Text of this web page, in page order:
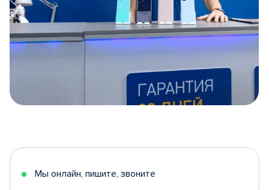
5
Мы онлайн, пишите, звоните